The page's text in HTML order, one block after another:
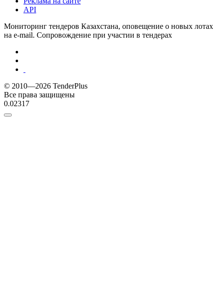
API
Мониторинг тендеров Казахстана, оповещение о новых лотах
на e-mail. Сопровождение при участии в тендерах
© 2010—2026 TenderPlus
Все права защищены
0.02317